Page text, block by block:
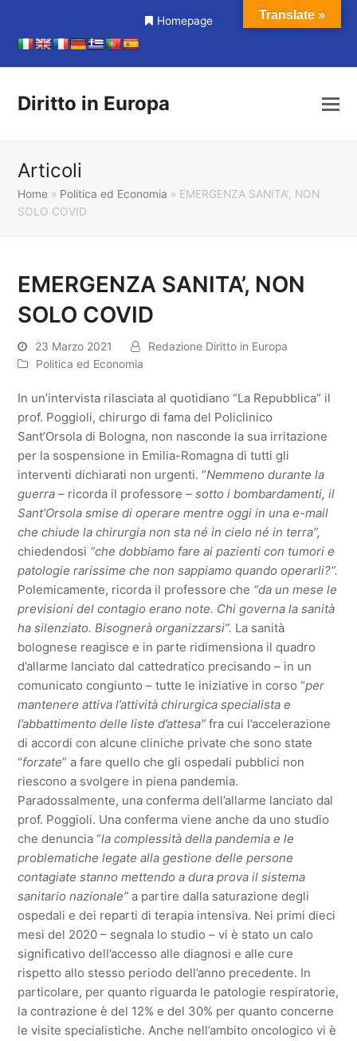
Homepage
Diritto in Europa
Articoli
Home » Politica ed Economia » EMERGENZA SANITA’, NON
SOLO COVID
EMERGENZA SANITA’, NON
SOLO COVID
23 Marzo 2021
Redazione Diritto in Europa
Politica ed Economia
In un’intervista rilasciata al quotidiano “La Repubblica” il
prof. Poggioli, chirurgo di fama del Policlinico
Sant’Orsola di Bologna, non nasconde la sua irritazione
per la sospensione in Emilia-Romagna di tutti gli
interventi dichiarati non urgenti. “Nemmeno durante la
guerra – ricorda il professore – sotto i bombardamenti, il
Sant’Orsola smise di operare mentre oggi in una e-mail
che chiude la chirurgia non sta né in cielo né in terra”,
chiedendosi “che dobbiamo fare ai pazienti con tumori e
patologie rarissime che non sappiamo quando operarli?”.
Polemicamente, ricorda il professore che “da un mese le
previsioni del contagio erano note. Chi governa la sanità
ha silenziato. Bisognerà organizzarsi”. La sanità
bolognese reagisce e in parte ridimensiona il quadro
d’allarme lanciato dal cattedratico precisando – in un
comunicato congiunto – tutte le iniziative in corso “per
mantenere attiva l’attività chirurgica specialista e
l’abbattimento delle liste d’attesa”fra cui l’accelerazione
di accordi con alcune cliniche private che sono state
“forzate” a fare quello che gli ospedali pubblici non
riescono a svolgere in piena pandemia.
Paradossalmente, una conferma dell’allarme lanciato dal
prof. Poggioli. Una conferma viene anche da uno studio
che denuncia “la complessità della pandemia e le
problematiche legate alla gestione delle persone
contagiate stanno mettendo a dura prova il sistema
sanitario nazionale”a partire dalla saturazione degli
ospedali e dei reparti di terapia intensiva. Nei primi dieci
mesi del 2020 – segnala lo studio – vi è stato un calo
significativo dell’accesso alle diagnosi e alle cure
rispetto allo stesso periodo dell’anno precedente. In
particolare, per quanto riguarda le patologie respiratorie,
la contrazione è del 12% e del 30% per quanto concerne
le visite specialistiche. Anche nell’ambito oncologico vi è
Translate »